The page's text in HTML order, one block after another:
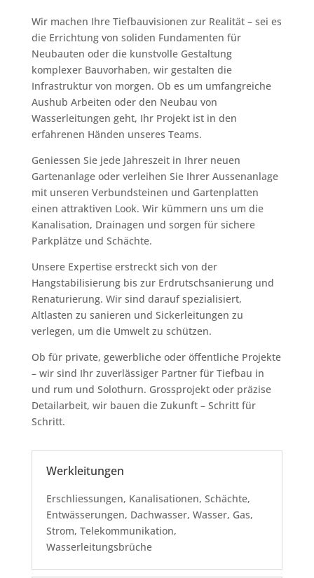
Wir machen Ihre Tiefbauvisionen zur Realität – sei es
die Errichtung von soliden Fundamenten für
Neubauten oder die kunstvolle Gestaltung
komplexer Bauvorhaben, wir gestalten die
Infrastruktur von morgen. Ob es um umfangreiche
Aushub Arbeiten oder den Neubau von
Wasserleitungen geht, Ihr Projekt ist in den
erfahrenen Händen unseres Teams.
Geniessen Sie jede Jahreszeit in Ihrer neuen
Gartenanlage oder verleihen Sie Ihrer Aussenanlage
mit unseren Verbundsteinen und Gartenplatten
einen attraktiven Look. Wir kümmern uns um die
Kanalisation, Drainagen und sorgen für sichere
Parkplätze und Schächte.
Unsere Expertise erstreckt sich von der
Hangstabilisierung bis zur Erdrutschsanierung und
Renaturierung. Wir sind darauf spezialisiert,
Altlasten zu sanieren und Sickerleitungen zu
verlegen, um die Umwelt zu schützen.
Ob für private, gewerbliche oder öffentliche Projekte
– wir sind Ihr zuverlässiger Partner für Tiefbau in
und rum und Solothurn. Grossprojekt oder präzise
Detailarbeit, wir bauen die Zukunft – Schritt für
Schritt.
Werkleitungen
Erschliessungen, Kanalisationen, Schächte,
Entwässerungen, Dachwasser, Wasser, Gas,
Strom, Telekommunikation,
Wasserleitungsbrüche